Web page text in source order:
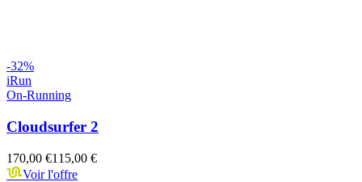
-32%
iRun
On-Running
Cloudsurfer 2
170,00 €115,00 €
Voir l'offre